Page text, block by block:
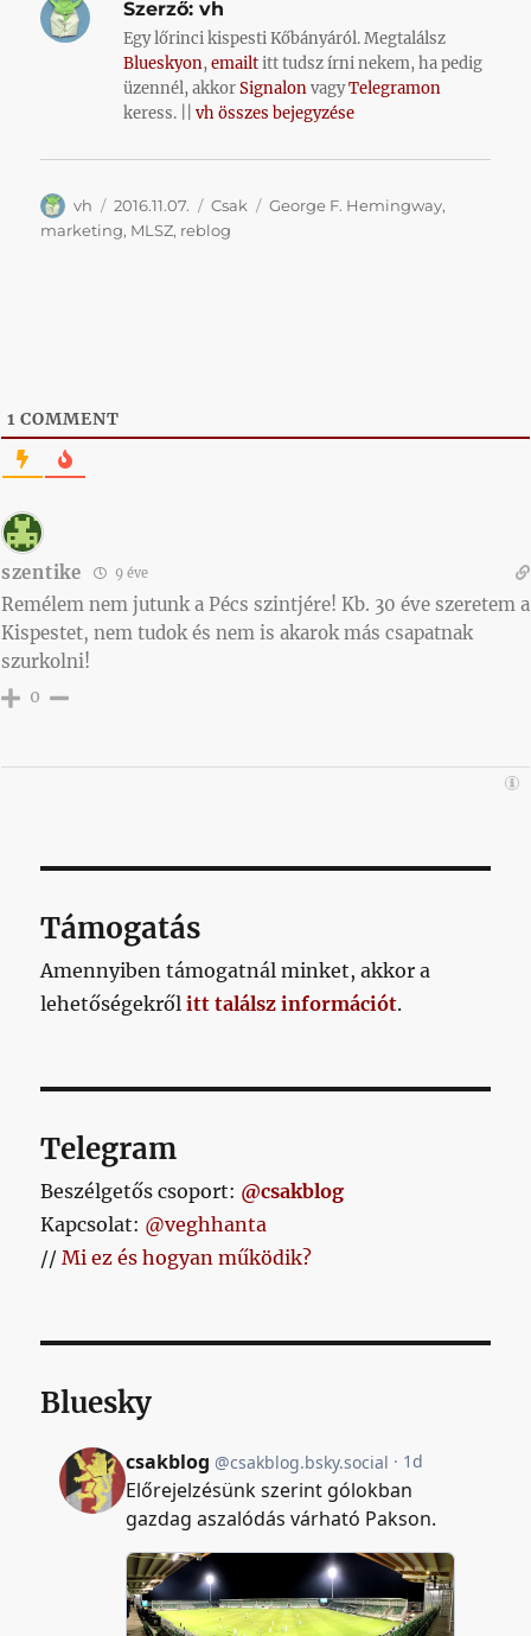
Szerző: vh
Egy lőrinci kispesti Kőbányáról. Megtalálsz
Blueskyon,emailtitt tudsz írni nekem, ha pedig
üzennél, akkorSignalonvagyTelegramon
keress. ||vh összes bejegyzése
Szerző
vh Közzétéve
2016.11.07. Kategória
Csak Címke
George F. Hemingway,
marketing, MLSZ, reblog
1 COMMENT
szentike 9 éve
Remélem nem jutunk a Pécs szintjére! Kb. 30 éve szeretem a
Kispestet, nem tudok és nem is akarok más csapatnak
szurkolni!
0
Támogatás
Amennyiben támogatnál minket, akkor a
lehetőségekrőlitt találsz információt.
Telegram
Beszélgetős csoport: @csakblog
Kapcsolat: @veghhanta
//Mi ez és hogyan működik?
Bluesky